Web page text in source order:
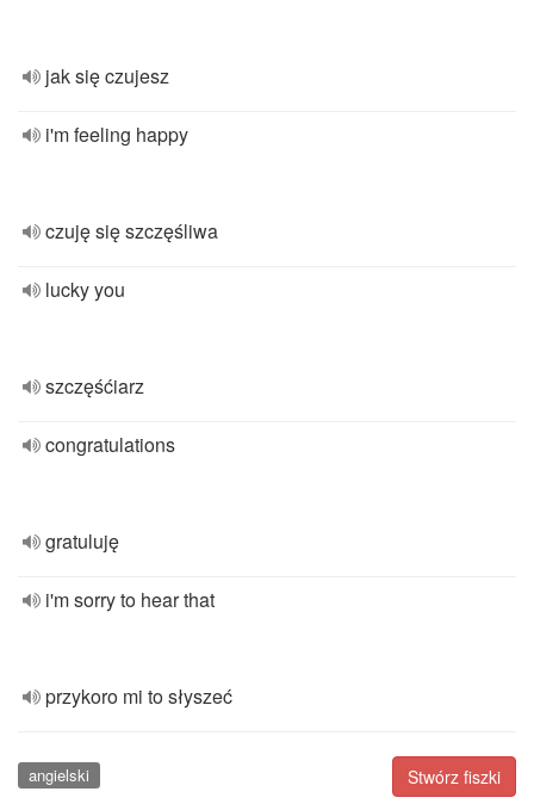
jak się czujesz
i'm feeling happy
czuję się szczęśliwa
lucky you
szczęśćiarz
congratulations
gratuluję
i'm sorry to hear that
przykoro mi to słyszeć
Stwórz fiszki
angielski